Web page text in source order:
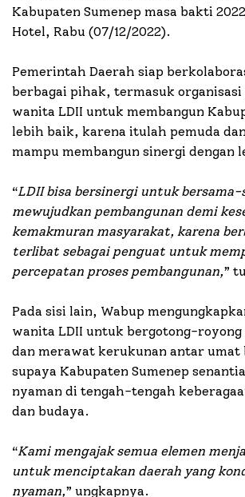
Kabupaten Sumenep masa bakti
Hotel, Rabu (07/12/2022).
Pemerintah Daerah siap
berbagai pihak, termasuk organisasi
wanita LDII untuk membangun
lebih baik, karena itulah pemuda
mampu membangun sinergi dengan
“LDII bisa bersinergi untuk bersama-
mewujudkan pembangunan demi
kemakmuran masyarakat, karena
terlibat sebagai penguat untuk
percepatan proses pembangunan,”
Pada sisi lain, Wabup
wanita LDII untuk bergotong-royong
dan merawat kerukunan antar umat
supaya Kabupaten Sumenep
nyaman di tengah-tengah
dan budaya.
“Kami mengajak semua elemen
untuk menciptakan daerah yang
nyaman,” ungkapnya.